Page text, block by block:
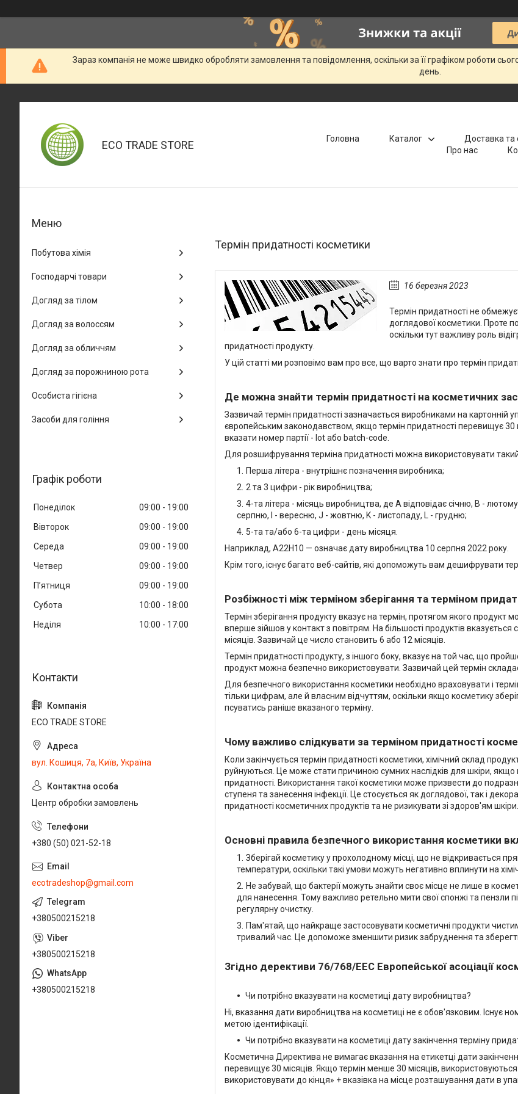
Зараз компанія не може швидко обробляти замовлення та повідомлення, оскільки за її графіком роботи
день.
ECO TRADE STORE Головна Каталог Доставка та
Про нас
Термін придатності косметики
16 березня 2023
Термін придатності не
доглядової косметики. Проте
оскільки тут важливу роль
придатності продукту.
У цій статті ми розповімо вам про все, що варто знати про термін
Де можна знайти термін придатності на косметичних
Зазвичай термін придатності зазначається виробниками на картонній
європейським законодавством, якщо термін придатності перевищує 30
вказати номер партії - lot або batch-code.
Для розшифрування терміна придатності можна використовувати такий
Перша літера - внутрішнє позначення виробника;
2 та 3 цифри - рік виробництва;
4-та літера - місяць виробництва, де A відповідає січню, B -
серпню, I - вересню, J - жовтню, K - листопаду, L - грудню;
5-та та/або 6-та цифри - день місяця.
Наприклад, A22Н10 — означає дату виробництва 10 серпня 2022 року.
Крім того, існує багато веб-сайтів, які допоможуть вам дешифрувати
Розбіжності між терміном зберігання та терміном
Термін зберігання продукту вказує на термін, протягом якого продукт
вперше зійшов у контакт з повітрям. На більшості продуктів
місяців. Зазвичай це число становить 6 або 12 місяців.
Термін придатності продукту, з іншого боку, вказує на той час, що
продукт можна безпечно використовувати. Зазвичай цей термін
Для безпечного використання косметики необхідно враховувати і
тільки цифрам, але й власним відчуттям, оскільки якщо косметику
псуватись раніше вказаного терміну.
Чому важливо слідкувати за терміном придатності
Коли закінчується термін придатності косметики, хімічний склад
руйнуються. Це може стати причиною сумних наслідків для шкіри, якщо
придатності. Використання такої косметики може призвести до
ступеня та занесення інфекції. Це стосується як доглядової, так і
придатності косметичних продуктів та не ризикувати зі здоров'ям шкіри.
Основні правила безпечного використання косметики
Зберігай косметику у прохолодному місці, що не відкривається
температури, оскільки такі умови можуть негативно вплинути на
Не забувай, що бактерії можуть знайти своє місце не лише в
для нанесення. Тому важливо ретельно мити свої спонжі та пензли
регулярну очистку.
Пам'ятай, що найкраще застосовувати косметичні продукти
тривалий час. Це допоможе зменшити ризик забруднення та
Згідно дерективи 76/768/EEC Европейської асоціації
Чи потрібно вказувати на косметиці дату виробництва?
Ні, вказання дати виробництва на косметиці не є обов'язковим. Існує
метою ідентифікації.
Чи потрібно вказувати на косметиці дату закінчення терміну
Косметична Директива не вимагає вказання на етикетці дати
перевищує 30 місяців. Якщо термін менше 30 місяців,
використовувати до кінця» + вказівка на місце розташування дати в
Побутова хімія
Господарчі товари
Догляд за тілом
Догляд за волоссям
Догляд за обличчям
Догляд за порожниною рота
Особиста гігієна
Засоби для гоління
Графік роботи
Понеділок 09:00
19:00
Вівторок
09:00
19:00
Середа
09:00
19:00
Четвер
09:00
19:00
Пʼятниця
09:00
19:00
Субота
10:00
18:00
Неділя
10:00 17:00
ECO TRADE STORE
вул. Кошиця, 7а, Київ, Україна
Центр обробки замовлень
+380 (50) 021-52-18
ecotradeshop@gmail.com
+380500215218
+380500215218
+380500215218